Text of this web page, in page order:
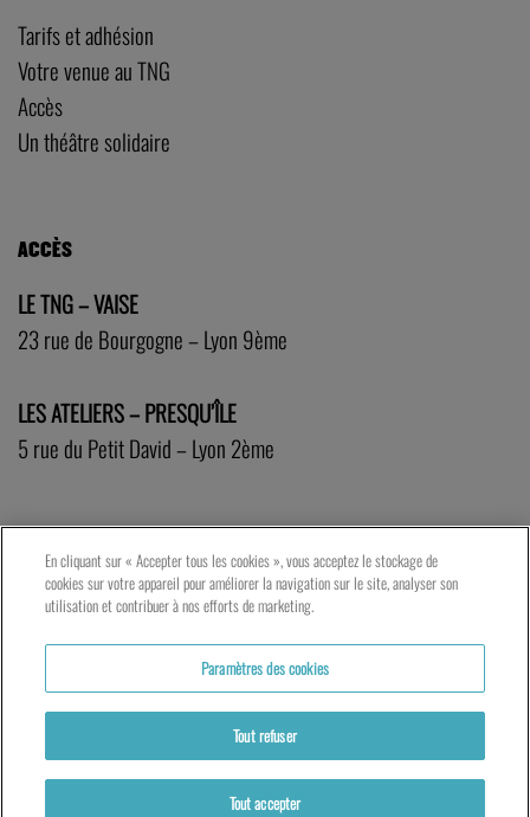
Tarifs et adhésion
Votre venue au TNG
Accès
Un théâtre solidaire
ACCÈS
LE TNG – VAISE
23 rue de Bourgogne – Lyon 9ème
LES ATELIERS – PRESQU’ÎLE
5 rue du Petit David – Lyon 2ème
Mentions légales
En cliquant sur « Accepter tous les cookies », vous acceptez le stockage de
cookies sur votre appareil pour améliorer la navigation sur le site, analyser son
utilisation et contribuer à nos efforts de marketing.
Paramètres des cookies
Tout refuser
Tout accepter